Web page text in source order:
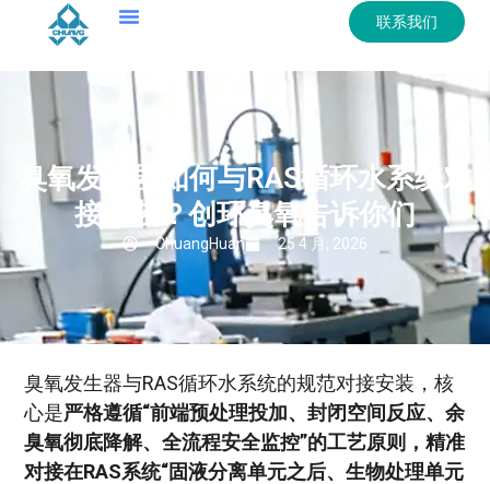
联系我们
臭氧发生器如何与RAS循环水系统对
接安装？创环臭氧告诉你们
ChuangHuan 25 4 月, 2026
臭氧发生器与RAS循环水系统的规范对接安装，核
心是严格遵循“前端预处理投加、封闭空间反应、余
臭氧彻底降解、全流程安全监控”的工艺原则，精准
对接在RAS系统“固液分离单元之后、生物处理单元